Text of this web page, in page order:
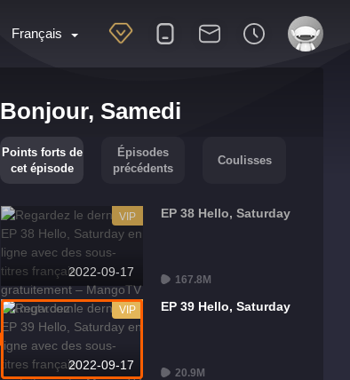
Français
Bonjour, Samedi
Points forts de
cet épisode
Épisodes
précédents
Coulisses
2022-09-17
VIP EP 38 Hello, Saturday
167.8M
2022-09-17
VIP EP 39 Hello, Saturday
20.9M